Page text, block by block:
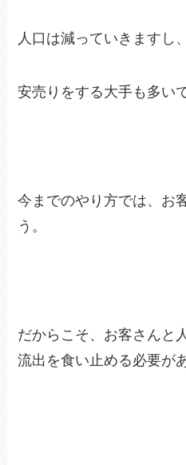
人口は減っていきますし
安売りをする大手も多い
今までのやり方では、お
う。
だからこそ、お客さんと
流出を食い止める必要が